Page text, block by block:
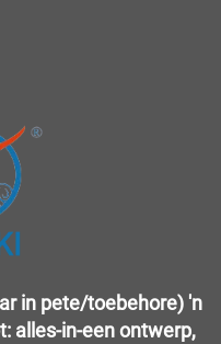
in pete/toebehore) 'n
alles-in-een ontwerp,